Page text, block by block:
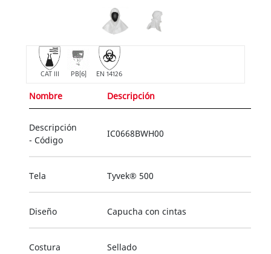
CAT III PB[6] EN 14126
Nombre Descripción
Descripción
- Código
IC0668BWH00
Tela Tyvek® 500
Diseño Capucha con cintas
Costura Sellado